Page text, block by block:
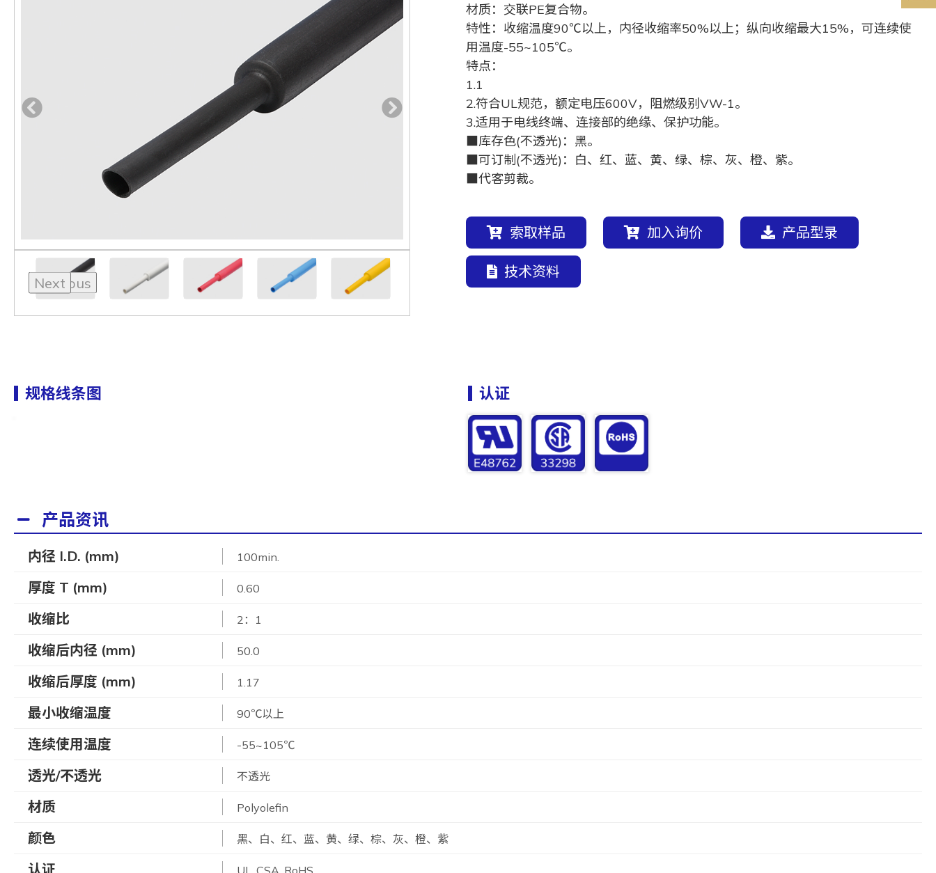
Previous
Next
材质：交联PE复合物。
特性：收缩温度90℃以上，内径收缩率50%以上；纵向收缩最大15%，可连续使
用温度-55~105℃。
特点：
1.1
2.符合UL规范，额定电压600V，阻燃级别VW-1。
3.适用于电线终端、连接部的绝缘、保护功能。
■库存色(不透光)：黑。
■可订制(不透光)：白、红、蓝、黄、绿、棕、灰、橙、紫。
■代客剪裁。
索取样品 加入询价 产品型录
技术资料
规格线条图 认证
产品资讯
内径 I.D. (mm) 100min.
厚度 T (mm) 0.60
收缩比 2：1
收缩后内径 (mm) 50.0
收缩后厚度 (mm) 1.17
最小收缩温度 90℃以上
连续使用温度 -55~105℃
透光/不透光 不透光
材质 Polyolefin
颜色 黑、白、红、蓝、黄、绿、棕、灰、橙、紫
认证 UL, CSA, RoHS